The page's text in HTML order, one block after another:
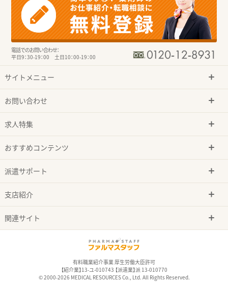
電話でのお問い合わせ：
平日9：30-19：00 土日10：00-19：00
サイトメニュー
お問い合わせ
求人特集
おすすめコンテンツ
派遣サポート
支店紹介
関連サイト
有料職業紹介事業 厚生労働大臣許可
【紹介業】13-ユ-010743 【派遣業】派 13-010770
© 2000-2026 MEDICAL RESOURCES Co., Ltd. All Rights Reserved.